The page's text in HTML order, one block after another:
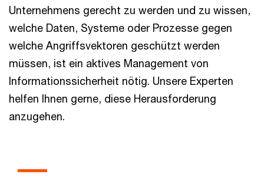
Unternehmens gerecht zu werden und zu wissen,
welche Daten, Systeme oder Prozesse gegen
welche Angriffsvektoren geschützt werden
müssen, ist ein aktives Management von
Informationssicherheit nötig. Unsere Experten
helfen Ihnen gerne, diese Herausforderung
anzugehen.